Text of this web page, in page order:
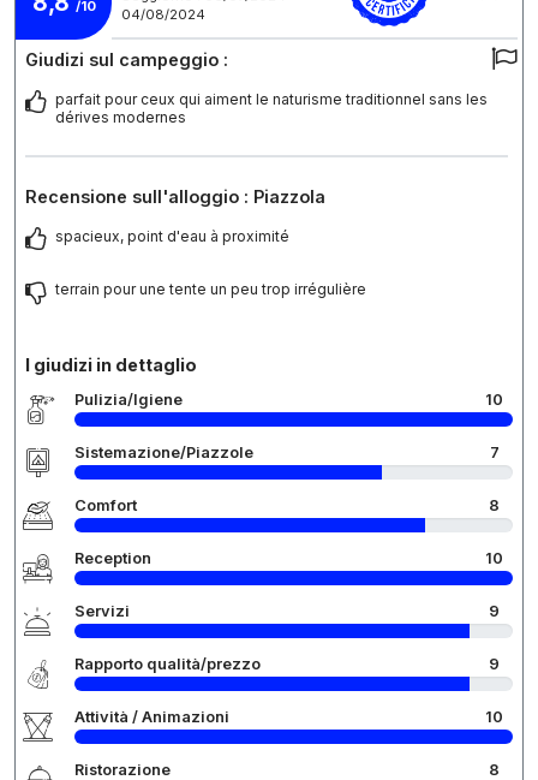
/10
04/08/2024
Giudizi sul campeggio :
parfait pour ceux qui aiment le naturisme traditionnel sans les
dérives modernes
Recensione sull'alloggio : Piazzola
spacieux, point d'eau à proximité
terrain pour une tente un peu trop irrégulière
I giudizi in dettaglio
Pulizia/Igiene 10
Sistemazione/Piazzole 7
Comfort 8
Reception 10
Servizi 9
Rapporto qualità/prezzo 9
Attività / Animazioni 10
Ristorazione 8